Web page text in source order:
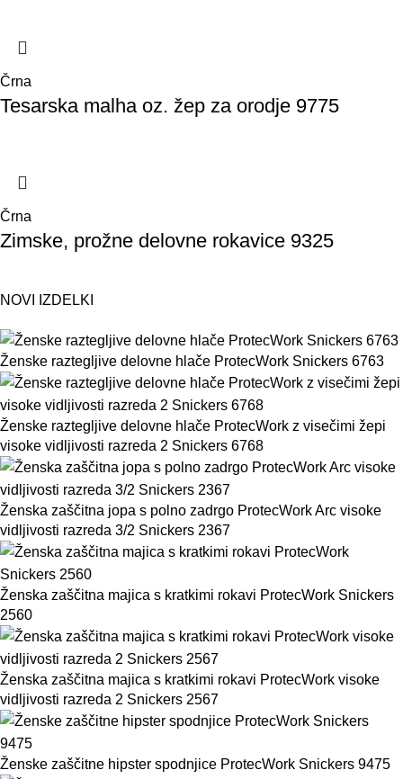
NOVI IZDELKI
Ženske raztegljive delovne hlače ProtecWork Snickers 6763
Ženske raztegljive delovne hlače ProtecWork z visečimi žepi
visoke vidljivosti razreda 2 Snickers 6768
Ženska zaščitna jopa s polno zadrgo ProtecWork Arc visoke
vidljivosti razreda 3/2 Snickers 2367
Ženska zaščitna majica s kratkimi rokavi ProtecWork Snickers
2560
Ženska zaščitna majica s kratkimi rokavi ProtecWork visoke
vidljivosti razreda 2 Snickers 2567
Ženske zaščitne hipster spodnjice ProtecWork Snickers 9475
Črna
Tesarska malha oz. žep za orodje 9775
Črna
Zimske, prožne delovne rokavice 9325